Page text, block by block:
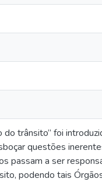
do trânsito” foi
questões
passam a ser
podendo tais